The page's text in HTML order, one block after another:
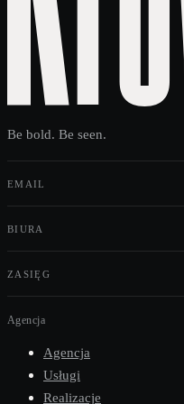
Be bold. Be seen.
EMAIL
BIURA
ZASIĘG
Agencja
Agencja
Usługi
Realizacje